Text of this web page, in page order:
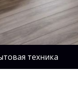
техника